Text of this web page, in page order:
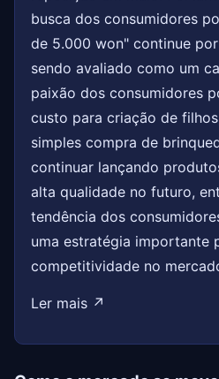
busca dos consumidores
de 5.000 won" continue
sendo avaliado como um
paixão dos consumidores
custo para criação de
simples compra de
continuar lançando
alta qualidade no futuro,
tendência dos
uma estratégia importante
competitividade no
Ler mais ↗